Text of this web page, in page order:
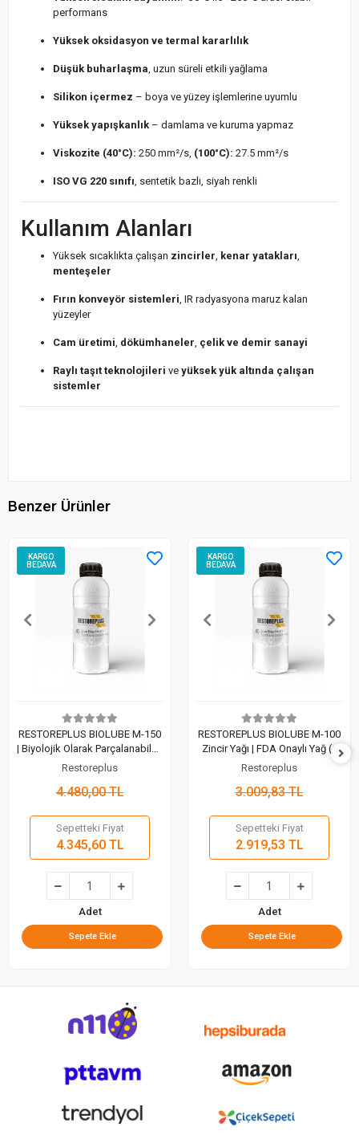
performans
Yüksek oksidasyon ve termal kararlılık
Düşük buharlaşma, uzun süreli etkili yağlama
Silikon içermez – boya ve yüzey işlemlerine uyumlu
Yüksek yapışkanlık – damlama ve kuruma yapmaz
Viskozite (40°C): 250 mm²/s, (100°C): 27.5 mm²/s
ISO VG 220 sınıfı, sentetik bazlı, siyah renkli
Kullanım Alanları
Yüksek sıcaklıkta çalışan zincirler, kenar yatakları,
menteşeler
Fırın konveyör sistemleri, IR radyasyona maruz kalan
yüzeyler
Cam üretimi, dökümhaneler, çelik ve demir sanayi
Raylı taşıt teknolojileri ve yüksek yük altında çalışan
sistemler
Benzer Ürünler
KARGO
BEDAVA
RESTOREPLUS BIOLUBE M-150
| Biyolojik Olarak Parçalanabilen
Zincir Yağı (1 Lt)
Restoreplus
4.480,00 TL
Sepetteki Fiyat
4.345,60 TL
Adet
Sepete Ekle
KARGO
BEDAVA
RESTOREPLUS BIOLUBE M-100
Zincir Yağı | FDA Onaylı Yağ (1
Lt)
Restoreplus
3.009,83 TL
Sepetteki Fiyat
2.919,53 TL
Adet
Sepete Ekle